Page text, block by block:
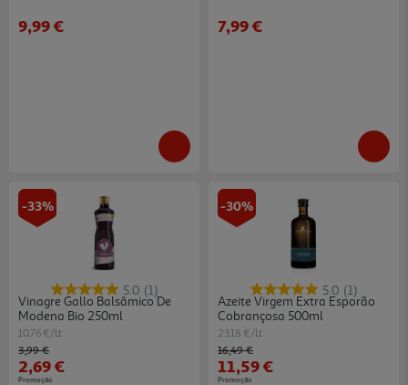
9,99 € 7,99 €
-33%
5.0 (1)
Vinagre Gallo Balsâmico De
Modena Bio 250ml
10.76 €/Lt
Price reduced from
3,99 €to
2,69 €
Promoção
-30%
5.0 (1)
Azeite Virgem Extra Esporão
Cobrançosa 500ml
23.18 €/Lt
Price reduced from
16,49 €to
11,59 €
Promoção